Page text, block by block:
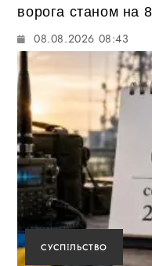
ворога станом на
08.08.2026 08:43
СУСПІЛЬСТВО